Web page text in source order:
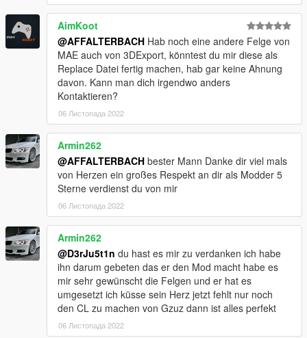
AimKoot
@AFFALTERBACH Hab noch eine andere Felge von
MAE auch von 3DExport, könntest du mir diese als
Replace Datei fertig machen, hab gar keine Ahnung
davon. Kann man dich irgendwo anders
Kontaktieren?
06 Листопада 2022
Armin262
@AFFALTERBACH bester Mann Danke dir viel mals
von Herzen ein großes Respekt an dir als Modder 5
Sterne verdienst du von mir
06 Листопада 2022
Armin262
@D3rJu5t1n du hast es mir zu verdanken ich habe
ihn darum gebeten das er den Mod macht habe es
mir sehr gewünscht die Felgen und er hat es
umgesetzt ich küsse sein Herz jetzt fehlt nur noch
den CL zu machen von Gzuz dann ist alles perfekt
06 Листопада 2022